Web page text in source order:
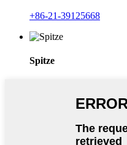
+86-21-39125668
Spitze